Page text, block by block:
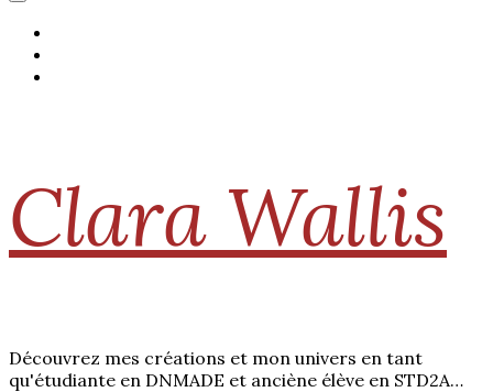
Clara Wallis
Découvrez mes créations et mon univers en tant
qu'étudiante en DNMADE et anciène élève en STD2A…